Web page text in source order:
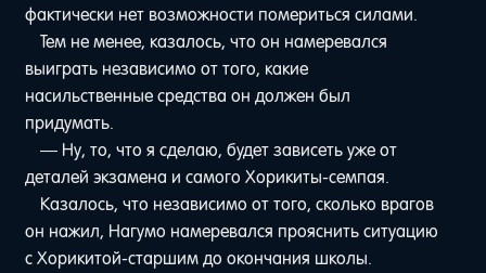
фактически нет возможности помериться силами.
Тем не менее, казалось, что он намеревался
выиграть независимо от того, какие
насильственные средства он должен был
придумать.
— Ну, то, что я сделаю, будет зависеть уже от
деталей экзамена и самого Хорикиты-семпая.
Казалось, что независимо от того, сколько врагов
он нажил, Нагумо намеревался прояснить ситуацию
с Хорикитой-старшим до окончания школы.